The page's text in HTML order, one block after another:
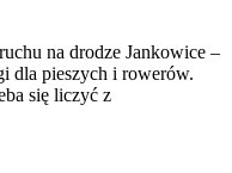
na drodze Jankowice –
dla pieszych i rowerów.
się liczyć z